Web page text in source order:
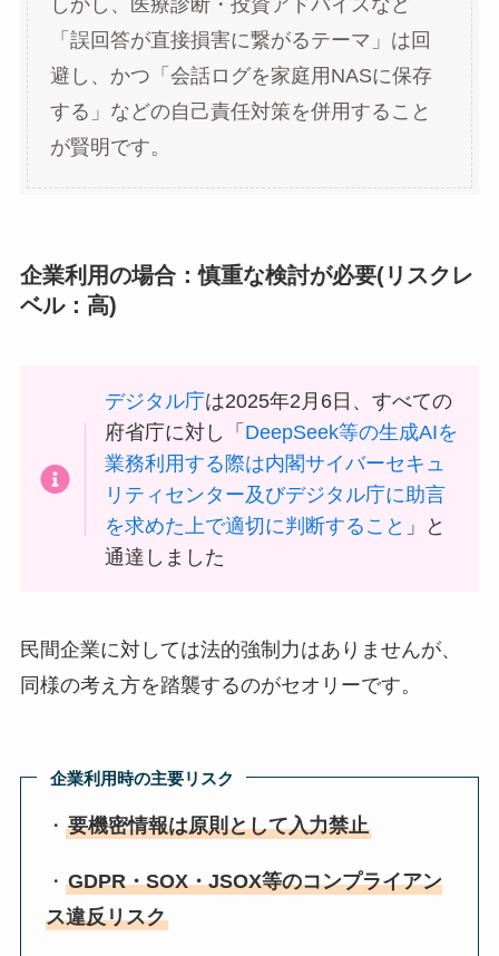
しかし、医療診断・投資アドバイスなど
「誤回答が直接損害に繋がるテーマ」は回
避し、かつ「会話ログを家庭用NASに保存
する」などの自己責任対策を併用すること
が賢明です。
企業利用の場合：慎重な検討が必要(リスクレ
ベル：高)
デジタル庁は2025年2月6日、すべての
府省庁に対し「 DeepSeek等の生成AIを
業務利用する際は内閣サイバーセキュ
リティセンター及びデジタル庁に助言
を求めた上で適切に判断すること 」と
通達しました
民間企業に対しては法的強制力はありませんが、
同様の考え方を踏襲するのがセオリーです。
企業利用時の主要リスク
・要機密情報は原則として入力禁止
・GDPR・SOX・JSOX等のコンプライアン
ス違反リスク